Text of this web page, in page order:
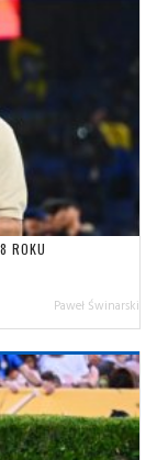
ROKU
Paweł Świnarski